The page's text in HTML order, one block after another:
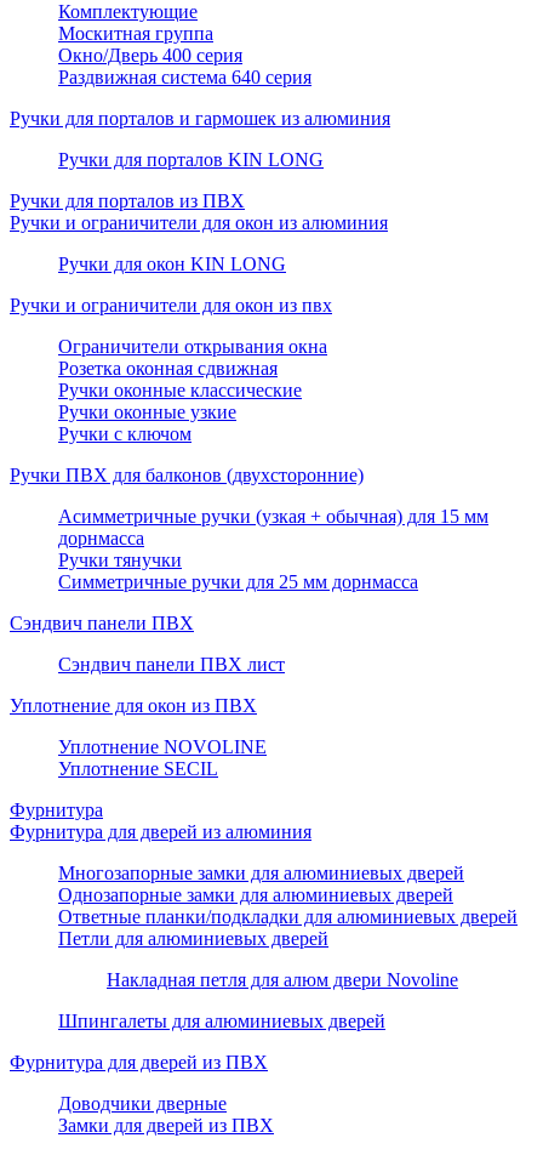
Комплектующие
Москитная группа
Окно/Дверь 400 серия
Раздвижная система 640 серия
Ручки для порталов и гармошек из алюминия
Ручки для порталов KIN LONG
Ручки для порталов из ПВХ
Ручки и ограничители для окон из алюминия
Ручки для окон KIN LONG
Ручки и ограничители для окон из пвх
Ограничители открывания окна
Розетка оконная сдвижная
Ручки оконные классические
Ручки оконные узкие
Ручки с ключом
Ручки ПВХ для балконов (двухсторонние)
Асимметричные ручки (узкая + обычная) для 15 мм
дорнмасса
Ручки тянучки
Симметричные ручки для 25 мм дорнмасса
Сэндвич панели ПВХ
Сэндвич панели ПВХ лист
Уплотнение для окон из ПВХ
Уплотнение NOVOLINE
Уплотнение SECIL
Фурнитура
Фурнитура для дверей из алюминия
Многозапорные замки для алюминиевых дверей
Однозапорные замки для алюминиевых дверей
Ответные планки/подкладки для алюминиевых дверей
Петли для алюминиевых дверей
Накладная петля для алюм двери Novoline
Шпингалеты для алюминиевых дверей
Фурнитура для дверей из ПВХ
Доводчики дверные
Замки для дверей из ПВХ